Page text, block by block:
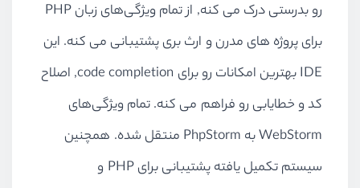
رو بدرستی درک می کنه, از تمام ویژگی‌های زبان PHP
برای پروژه های مدرن و ارث بری پشتیبانی می کنه. این
IDE بهترین امکانات رو برای code completion, اصلاح
کد و خطایابی رو فراهم می کنه. تمام ویژگی‌های
WebStorm به PhpStorm منتقل شده. همچنین
سیستم تکمیل یافته پشتیبانی برای PHP و